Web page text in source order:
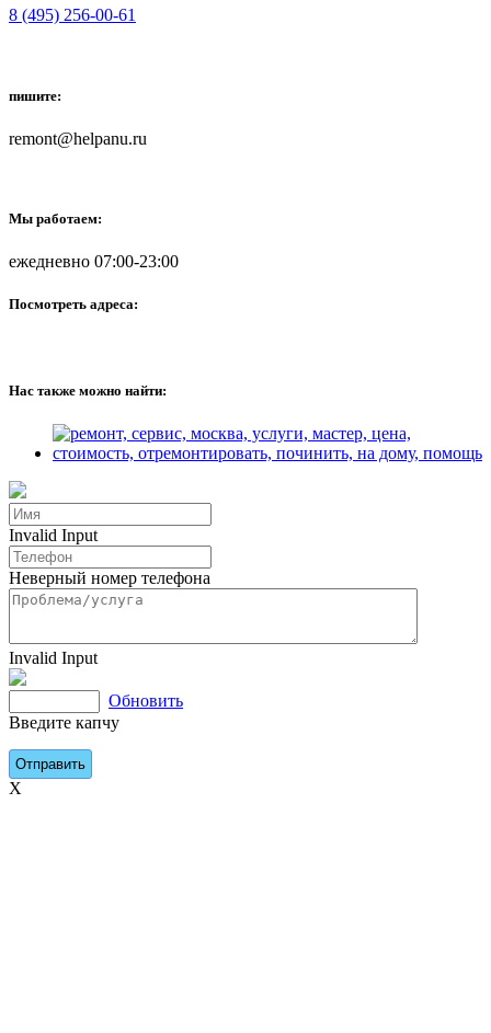
8 (495) 256-00-61
пишите:
remont@helpanu.ru
Мы работаем:
ежедневно 07:00-23:00
Посмотреть адреса:
Нас также можно найти:
Invalid Input
Неверный номер телефона
Invalid Input
Обновить
Введите капчу
X